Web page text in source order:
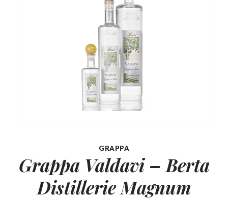
GRAPPA
Grappa Valdavi – Berta
Distillerie Magnum